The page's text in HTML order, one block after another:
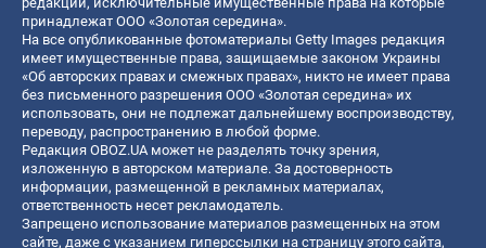
принадлежат ООО «Золотая середина».
На все опубликованные фотоматериалы Getty Images редакция
имеет имущественные права, защищаемые законом Украины
«Об авторских правах и смежных правах», никто не имеет права
без письменного разрешения ООО «Золотая середина» их
использовать, они не подлежат дальнейшему воспроизводству,
переводу, распространению в любой форме.
Редакция OBOZ.UA может не разделять точку зрения,
изложенную в авторском материале. За достоверность
информации, размещенной в рекламных материалах,
ответственность несет рекламодатель.
Запрещено использование материалов размещенных на этом
сайте, даже с указанием гиперссылки на страницу этого сайта,